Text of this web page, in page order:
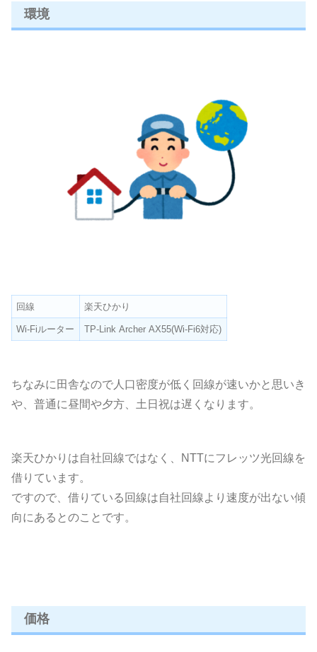
環境
回線 楽天ひかり
Wi-Fiルーター TP-Link Archer AX55(Wi-Fi6対応)
ちなみに田舎なので人口密度が低く回線が速いかと思いき
や、普通に昼間や夕方、土日祝は遅くなります。
楽天ひかりは自社回線ではなく、NTTにフレッツ光回線を
借りています。
ですので、借りている回線は自社回線より速度が出ない傾
向にあるとのことです。
価格